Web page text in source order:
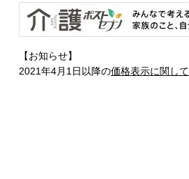
【お知らせ】
2021年4月1日以降の価格表示に関して